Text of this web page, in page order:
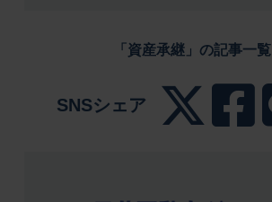
「資産承継」の記事一覧
SNSシェア